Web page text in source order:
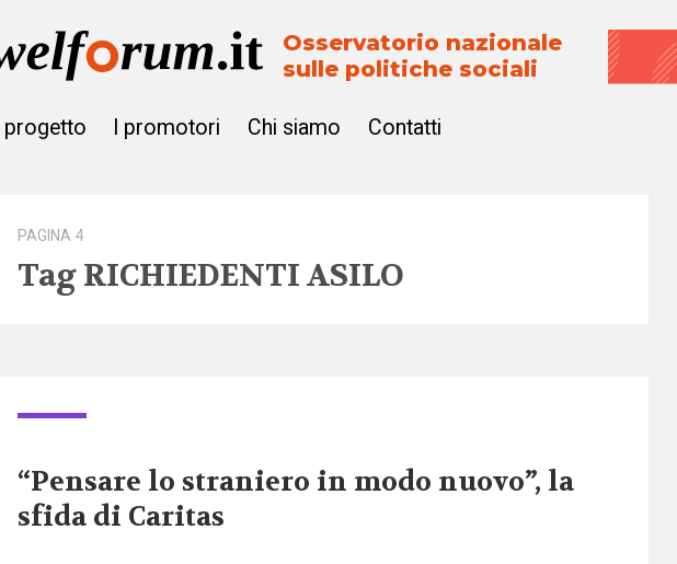
Osservatorio nazionale
sulle politiche sociali
Il progetto I promotori Chi siamo Contatti
PAGINA 4
TagRICHIEDENTI ASILO
“Pensare lo straniero in modo nuovo”, la
sfida di Caritas